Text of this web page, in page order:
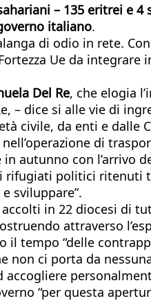
– 135 eritrei e 4
italiano.
di odio in rete.
Ue da
Del Re, che elogia
– dice si alle vie di
civile, da enti e dalle
di
autunno con l’arrivo
i rifugiati politici
sviluppare”.
in 22 diocesi di
attraverso
il tempo “delle
non ci porta da
“per questa